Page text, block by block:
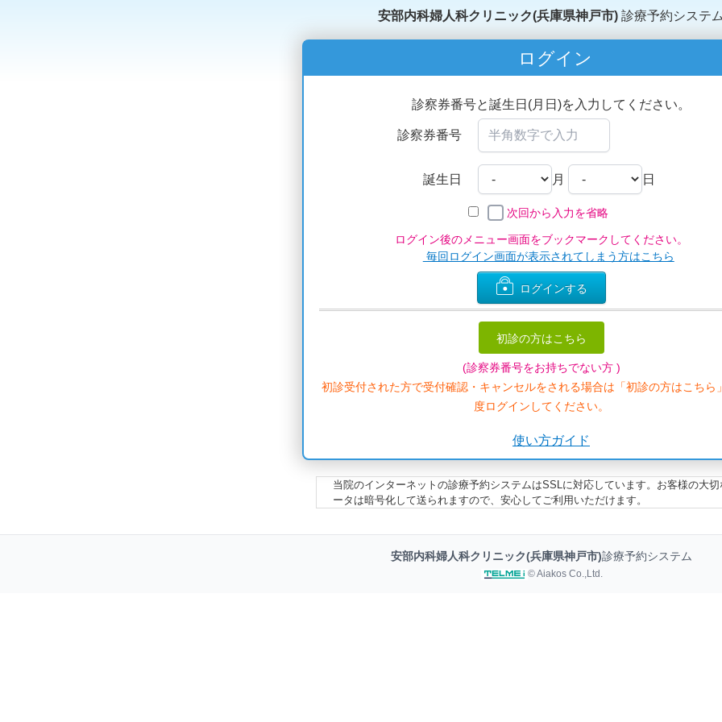
安部内科婦人科クリニック(兵庫県神戸市) 診療予約システ
ログイン
診察券番号と誕生日(月日)を入力してください。
診察券番号
誕生日 月 日
次回から入力を省略
ログイン後のメニュー画面をブックマークしてください。
毎回ログイン画面が表示されてしまう方はこちら
ログインする
初診の方はこちら
(診察券番号をお持ちでない方 )
初診受付された方で受付確認・キャンセルをされる場合は「初診の方はこちら
度ログインしてください。
使い方ガイド
当院のインターネットの診療予約システムはSSLに対応しています。お客様の大切
ータは暗号化して送られますので、安心してご利用いただけます。
安部内科婦人科クリニック(兵庫県神戸市)診療予約システム
© Aiakos Co.,Ltd.